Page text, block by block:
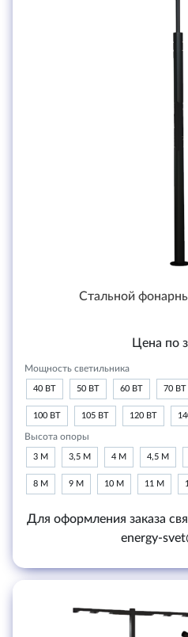
Стальной
Цена по
Мощность светильника
40 ВТ 50 ВТ 60 ВТ 70 ВТ
100 ВТ 105 ВТ 120 ВТ
Высота опоры
3 М 3,5 М 4 М 4,5 М
8 М 9 М 10 М 11 М
Для оформления заказа
energy-